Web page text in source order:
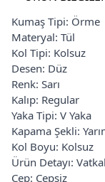
Kumaş Tipi: Örme
Materyal: Tül
Kol Tipi: Kolsuz
Desen: Düz
Renk: Sarı
Kalıp: Regular
Yaka Tipi: V Yaka
Kapama Şekli:
Kol Boyu: Kolsuz
Ürün Detayı:
Cep: Cepsiz